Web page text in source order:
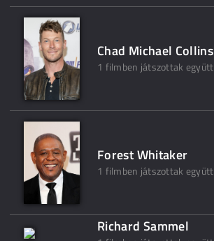
Chad Michael Collins
1 filmben játszottak együtt
Forest Whitaker
1 filmben játszottak együtt
Richard Sammel